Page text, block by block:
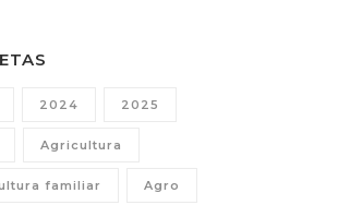
2024 2025
Agricultura
familiar Agro